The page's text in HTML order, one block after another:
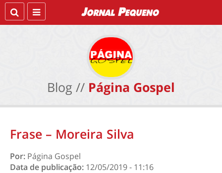
Blog // Página Gospel
Frase – Moreira Silva
Por: Página Gospel
Data de publicação: 12/05/2019 - 11:16